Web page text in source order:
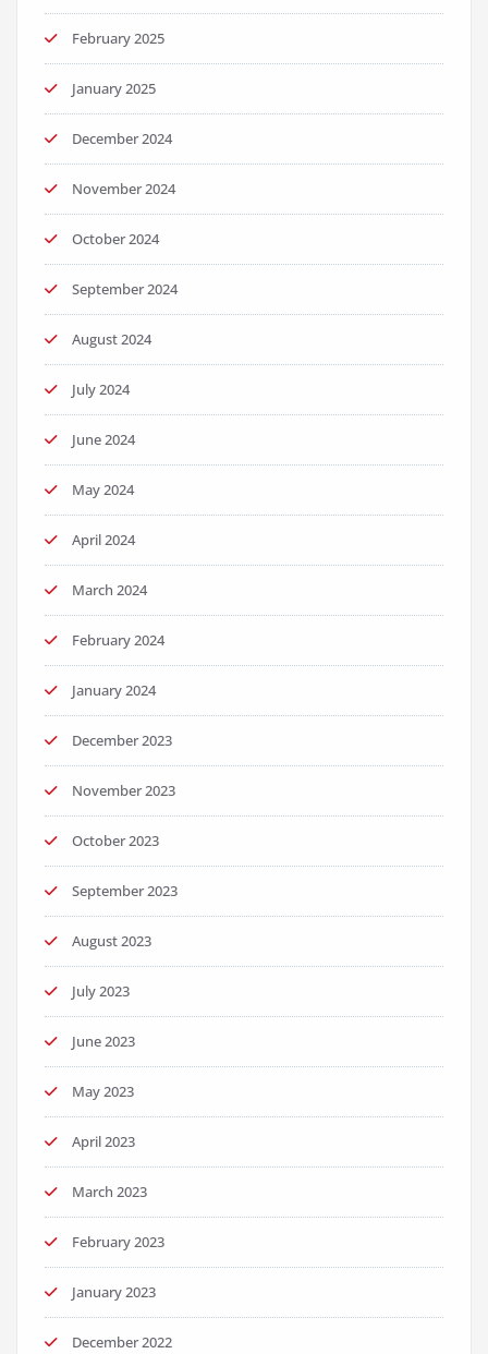
February 2025
January 2025
December 2024
November 2024
October 2024
September 2024
August 2024
July 2024
June 2024
May 2024
April 2024
March 2024
February 2024
January 2024
December 2023
November 2023
October 2023
September 2023
August 2023
July 2023
June 2023
May 2023
April 2023
March 2023
February 2023
January 2023
December 2022